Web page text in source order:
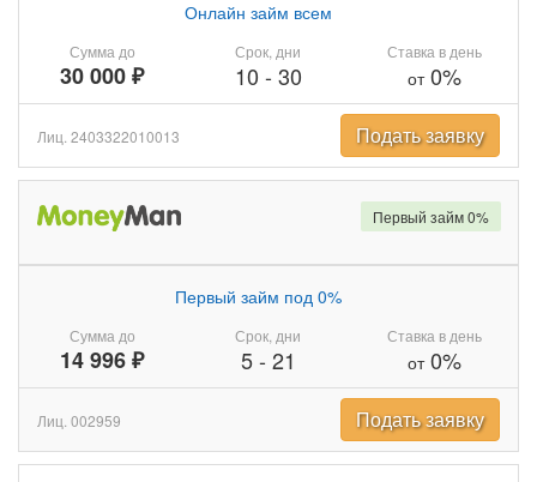
Сумма до
30 000 ₽
Онлайн займ всем
Срок, дни
10 - 30
Ставка в день
от0%
Лиц. 2403322010013 Подать заявку
Сумма до
14 996 ₽
Первый займ под 0%
Срок, дни
5- 21
Ставка в день
от0%
Первый займ 0%
Лиц. 002959 Подать заявку